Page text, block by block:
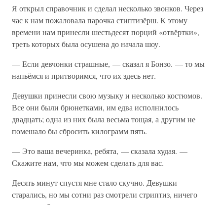
Я открыл справочник и сделал несколько звонков. Через
час к нам пожаловала парочка стиптизёрш. К этому
времени нам принесли шестьдесят порций «отвёртки»,
треть которых была осушена до начала шоу.
— Если девчонки страшные, — сказал я Бонзо. — то мы
напьёмся и притворимся, что их здесь нет.
Девушки принесли свою музыку и несколько костюмов.
Все они были брюнетками, им едва исполнилось
двадцать; одна из них была весьма тощая, а другим не
помешало бы сбросить килограмм пять.
— Это ваша вечеринка, ребята, — сказала худая. —
Скажите нам, что мы можем сделать для вас.
Десять минут спустя мне стало скучно. Девушки
старались, но мы сотни раз смотрели стриптиз, ничего